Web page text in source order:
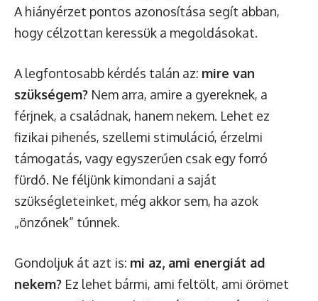
A hiányérzet pontos azonosítása segít abban,
hogy célzottan keressük a megoldásokat.
A legfontosabb kérdés talán az: mire van
szükségem? Nem arra, amire a gyereknek, a
férjnek, a családnak, hanem nekem. Lehet ez
fizikai pihenés, szellemi stimuláció, érzelmi
támogatás, vagy egyszerűen csak egy forró
fürdő. Ne féljünk kimondani a saját
szükségleteinket, még akkor sem, ha azok
„önzőnek” tűnnek.
Gondoljuk át azt is: mi az, ami energiát ad
nekem? Ez lehet bármi, ami feltölt, ami örömet